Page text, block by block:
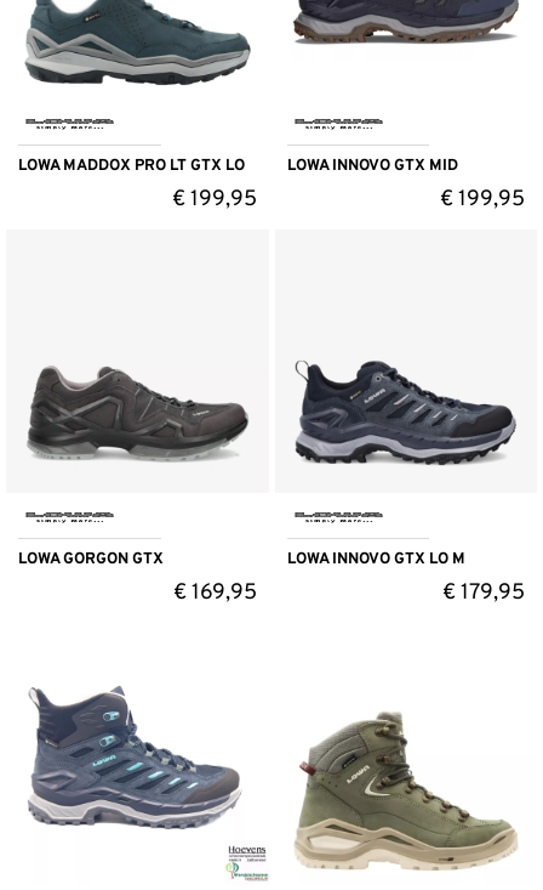
LOWA MADDOX PRO LT GTX LO
€199,95
LOWA INNOVO GTX MID
€199,95
LOWA GORGON GTX
€169,95
LOWA INNOVO GTX LO M
€179,95